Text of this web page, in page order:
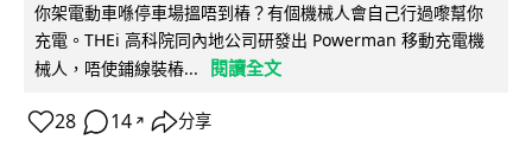
你架電動車喺停車場搵唔到樁？有個機械人會自己行過嚟幫你
充電。THEi 高科院同內地公司研發出 Powerman 移動充電機
械人，唔使鋪線裝樁...
閱讀全文
28 14 ↗ 分享